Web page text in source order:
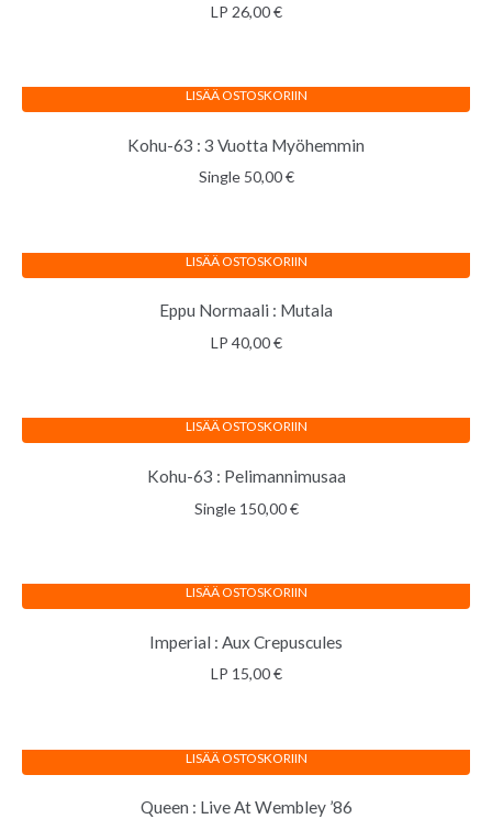
LP 26,00€
Kohu-63 : 3 Vuotta Myöhemmin
Single 50,00€
LISÄÄ OSTOSKORIIN
Eppu Normaali : Mutala
LP 40,00€
LISÄÄ OSTOSKORIIN
Kohu-63 : Pelimannimusaa
Single 150,00€
LISÄÄ OSTOSKORIIN
Imperial : Aux Crepuscules
LP 15,00€
LISÄÄ OSTOSKORIIN
Queen : Live At Wembley ’86
LISÄÄ OSTOSKORIIN